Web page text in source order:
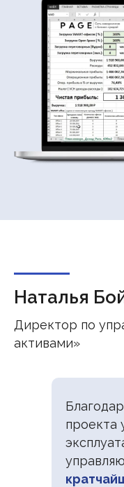
Наталья
Директор по
активами»
проекта